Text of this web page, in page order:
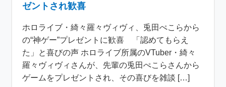
ゼントされ歓喜
ホロライブ・綺々羅々ヴィヴィ、兎田ぺこらから
の“神ゲー”プレゼントに歓喜 「認めてもらえ
た」と喜びの声 ホロライブ所属のVTuber・綺々
羅々ヴィヴィさんが、先輩の兎田ぺこらさんから
ゲームをプレゼントされ、その喜びを雑談 […]